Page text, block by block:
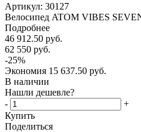
Артикул: 30127
Велосипед ATOM VIBES
Подробнее
46 912.50 руб.
62 550 руб.
-25%
Экономия 15 637.50 руб.
В наличии
Нашли дешевле?
-
+
Купить
Поделиться